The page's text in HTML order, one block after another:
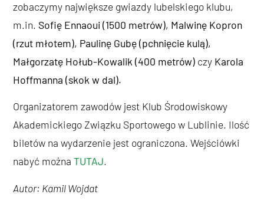
zobaczymy największe gwiazdy lubelskiego klubu,
m.in. Sofię Ennaoui (1500 metrów), Malwinę Kopron
(rzut młotem), Paulinę Gubę (pchnięcie kulą),
Małgorzatę Hołub-Kowalik (400 metrów) czy Karola
Hoffmanna (skok w dal).
Organizatorem zawodów jest Klub Środowiskowy
Akademickiego Związku Sportowego w Lublinie. Ilość
biletów na wydarzenie jest ograniczona. Wejściówki
nabyć możnaTUTAJ.
Autor: Kamil Wojdat